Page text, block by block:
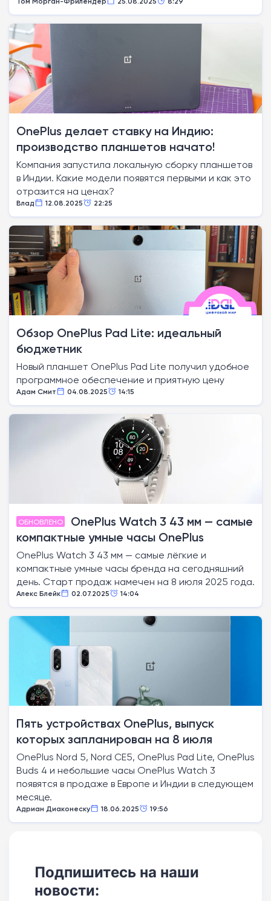
OnePlus делает ставку на Индию:
производство планшетов начато!
Компания запустила локальную сборку планшетов
в Индии. Какие модели появятся первыми и как это
отразится на ценах?
Влад 12.08.2025 22:25
Обзор OnePlus Pad Lite: идеальный
бюджетник
Новый планшет OnePlus Pad Lite получил удобное
программное обеспечение и приятную цену
Адам Смит 04.08.2025 14:15
ОБНОВЛЕНО
OnePlus Watch 3 43 мм — самые
компактные умные часы OnePlus
OnePlus Watch 3 43 мм — самые лёгкие и
компактные умные часы бренда на сегодняшний
день. Старт продаж намечен на 8 июля 2025 года.
Алекс Блейк 02.07.2025 14:04
Пять устройствах OnePlus, выпуск
которых запланирован на 8 июля
OnePlus Nord 5, Nord CE5, OnePlus Pad Lite, OnePlus
Buds 4 и небольшие часы OnePlus Watch 3
появятся в продаже в Европе и Индии в следующем
месяце.
Адриан Диаконеску 18.06.2025 19:56
Подпишитесь на наши
новости: